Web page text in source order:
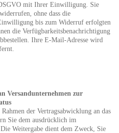
mit Ihrer Einwilligung. Sie
ohne dass die
bis zum Widerruf erfolgten
die Verfügbarkeitsbenachrichtigung
Ihre E-Mail-Adresse wird
Versandunternehmen zur
der Vertragsabwicklung an das
Sie dem ausdrücklich im
Weitergabe dient dem Zweck, Sie